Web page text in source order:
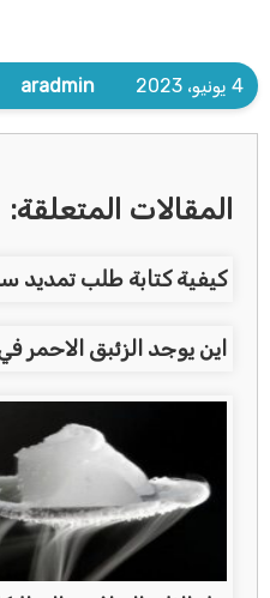
4 يونيو، 2023 aradmin
المقالات المتعلقة:
كيفية كتابة طلب تمديد
اين يوجد الزئبق الاحمر